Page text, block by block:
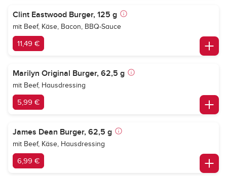
Clint Eastwood Burger, 125 g
mit Beef, Käse, Bacon, BBQ-Sauce
11,49 €
Marilyn Original Burger, 62,5 g
mit Beef, Hausdressing
5,99 €
James Dean Burger, 62,5 g
mit Beef, Käse, Hausdressing
6,99 €